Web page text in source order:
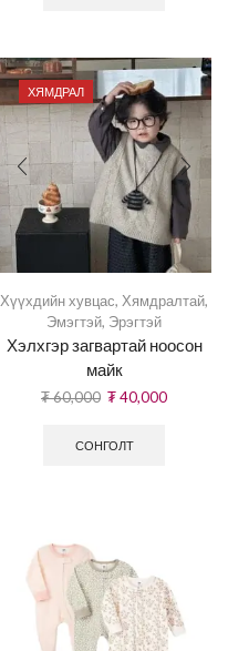
ХЯМДРАЛ
Хүүхдийн хувцас, Хямдралтай,
Эмэгтэй, Эрэгтэй
Хэлхгэр загвартай ноосон
майк
₮60,000 ₮40,000
СОНГОЛТ